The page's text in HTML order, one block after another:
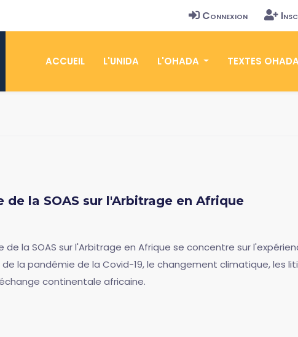
Connexion
ACCUEIL L'UNIDA L'OHADA TEXTES
la SOAS sur l'Arbitrage en Afrique
la SOAS sur l'Arbitrage en Afrique se concentre sur
la pandémie de la Covid-19, le changement climatique, les
continentale africaine.